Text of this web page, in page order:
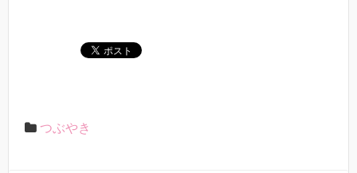
つぶやき